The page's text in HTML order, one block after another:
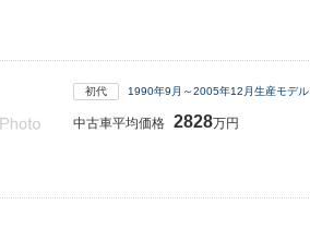
初代 1990年9月～2005年12月生産モデル
中古車平均価格 2828万円